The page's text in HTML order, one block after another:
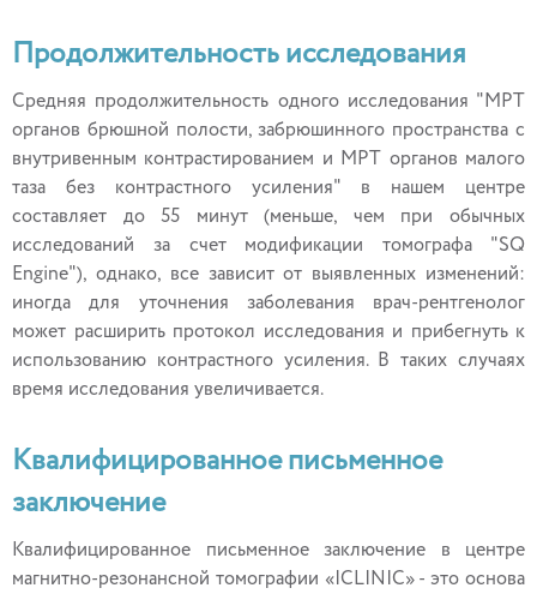
Продолжительность исследования
Средняя продолжительность одного исследования "МРТ
органов брюшной полости, забрюшинного пространства с
внутривенным контрастированием и МРТ органов малого
таза без контрастного усиления" в нашем центре
составляет до 55 минут (меньше, чем при обычных
исследований за счет модификации томографа "SQ
Engine"), однако, все зависит от выявленных изменений:
иногда для уточнения заболевания врач-рентгенолог
может расширить протокол исследования и прибегнуть к
использованию контрастного усиления. В таких случаях
время исследования увеличивается.
Квалифицированное письменное
заключение
Квалифицированное письменное заключение в центре
магнитно-резонансной томографии «ICLINIC» - это основа